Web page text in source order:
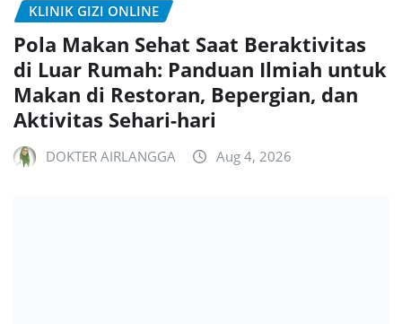
KLINIK GIZI ONLINE
Pola Makan Sehat Saat Beraktivitas
di Luar Rumah: Panduan Ilmiah untuk
Makan di Restoran, Bepergian, dan
Aktivitas Sehari-hari
DOKTER AIRLANGGA Aug 4, 2026